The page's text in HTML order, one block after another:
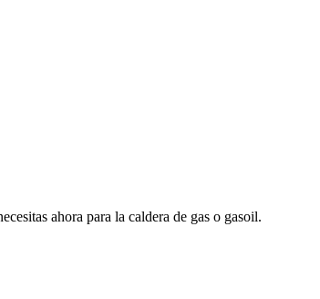
ahora para la caldera de gas o gasoil.